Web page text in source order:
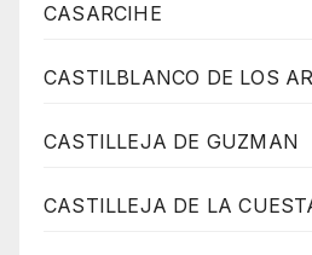
CASARCIHE
CASTILBLANCO DE LOS
CASTILLEJA DE GUZMAN
CASTILLEJA DE LA